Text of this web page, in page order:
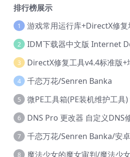
排行榜展示
1 游戏常用运行库+DirectX修复
2
3 DirectX修复工具v4.4标准版+
4 千恋万花/Senren Banka
5 微PE工具箱(PE装机维护工具
6 DNS Pro 更改器 自定义DNS
7 千恋万花/Senren Banka/安
8 魔法少女的魔女审判/魔法少